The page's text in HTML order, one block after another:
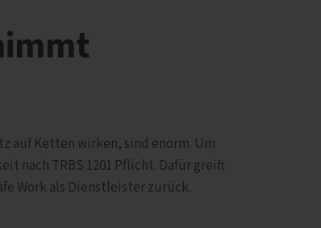
auf Ketten wirken, sind enorm. Um
nach TRBS 1201 Pflicht. Dafür greift
Work als Dienstleister zurück.